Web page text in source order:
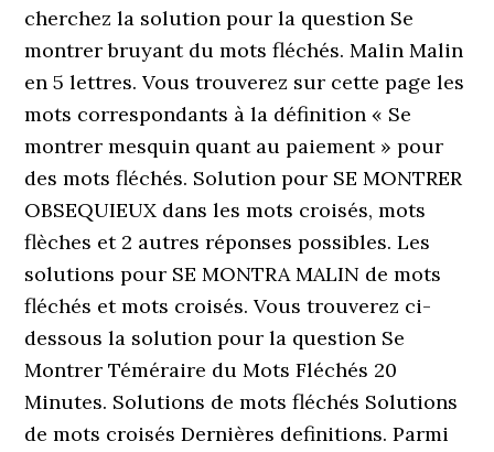
cherchez la solution pour la question Se
montrer bruyant du mots fléchés. Malin Malin
en 5 lettres. Vous trouverez sur cette page les
mots correspondants à la définition « Se
montrer mesquin quant au paiement » pour
des mots fléchés. Solution pour SE MONTRER
OBSEQUIEUX dans les mots croisés, mots
flèches et 2 autres réponses possibles. Les
solutions pour SE MONTRA MALIN de mots
fléchés et mots croisés. Vous trouverez ci-
dessous la solution pour la question Se
Montrer Téméraire du Mots Fléchés 20
Minutes. Solutions de mots fléchés Solutions
de mots croisés Dernières definitions. Parmi